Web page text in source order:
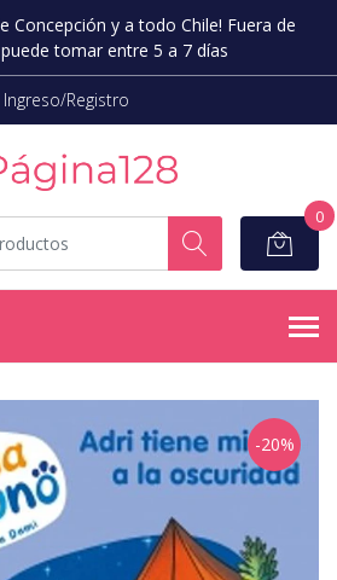
Concepción y a todo Chile! Fuera de
tomar entre 5 a 7 días
Ingreso/Registro
0
-20%